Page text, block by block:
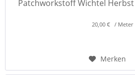
Patchworkstoff Wichtel
20,00 € / Meter
Merken